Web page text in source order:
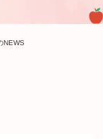
NEWS